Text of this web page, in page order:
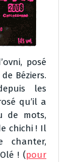
posé
Béziers.
les
qu’il a
de mots,
chichi ! Il
chanter,
! (pour